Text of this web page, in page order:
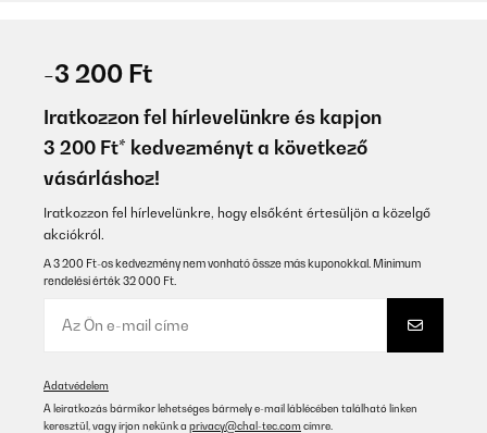
-3 200 Ft
Iratkozzon fel hírlevelünkre és kapjon
3 200 Ft* kedvezményt a következő
vásárláshoz!
Iratkozzon fel hírlevelünkre, hogy elsőként értesüljön a közelgő
akciókról.
A 3 200 Ft-os kedvezmény nem vonható össze más kuponokkal. Minimum
rendelési érték 32 000 Ft.
Adatvédelem
A leiratkozás bármikor lehetséges bármely e-mail láblécében található linken
keresztül, vagy írjon nekünk a privacy@chal-tec.com címre.